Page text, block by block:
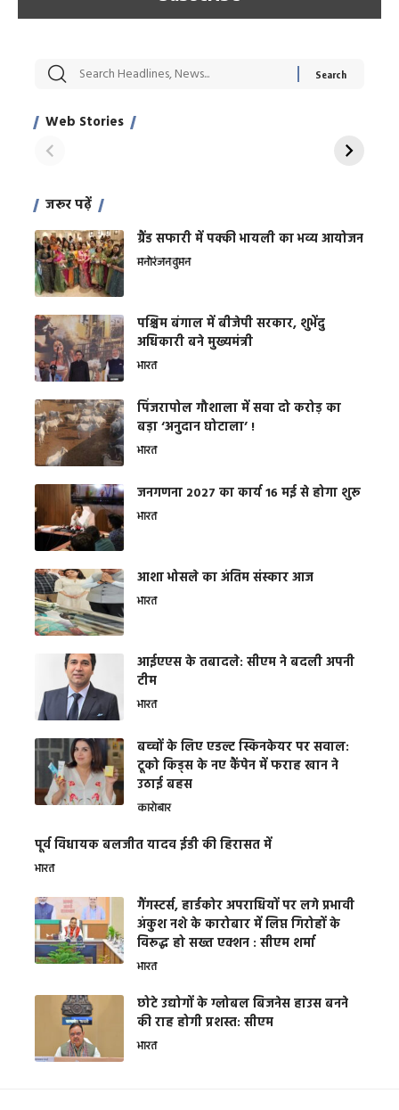
Web Stories
सट्टेबाजी में अरेस्ट हुए
साहिल खान
रोज एक कच्चे लहसुन
जरूर पढ़ें
ग्रैंड सफारी में पक्की भायली का भव्य आयोजन
मनोरंजनवुमन
पश्चिम बंगाल में बीजेपी सरकार, शुभेंदु
अधिकारी बने मुख्यमंत्री
भारत
​पिंजरापोल गौशाला में सवा दो करोड़ का
बड़ा ‘अनुदान घोटाला’ !
भारत
जनगणना 2027 का कार्य 16 मई से होगा शुरू
भारत
आशा भोसले का अंतिम संस्कार आज
भारत
आईएएस के तबादले: सीएम ने बदली अपनी
टीम
भारत
बच्चों के लिए एडल्ट स्किनकेयर पर सवाल:
टूको किड्स के नए कैंपेन में फराह खान ने
उठाई बहस
कारोबार
पूर्व विधायक बलजीत यादव ईडी की हिरासत में
भारत
गैंगस्टर्स, हार्डकोर अपराधियों पर लगे प्रभावी
अंकुश नशे के कारोबार में लिप्त गिरोहों के
विरूद्ध हो सख्त एक्शन : सीएम शर्मा
भारत
छोटे उद्योगों के ग्लोबल बिजनेस हाउस बनने
की राह होगी प्रशस्त: सीएम
भारत